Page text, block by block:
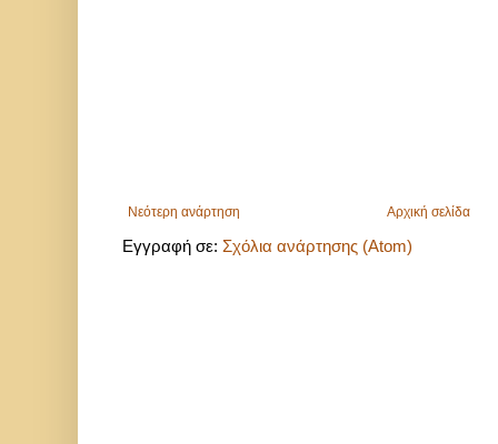
Νεότερη ανάρτηση Αρχική σελίδα
Εγγραφή σε: Σχόλια ανάρτησης (Atom)